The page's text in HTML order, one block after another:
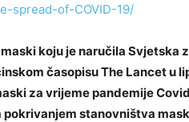
spread-of-COVID-19/
koju je naručila Svjetska
časopisu The Lancet u
za vrijeme pandemije
stanovništva